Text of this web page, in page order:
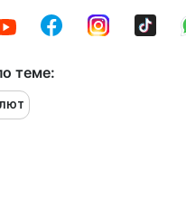
теме: